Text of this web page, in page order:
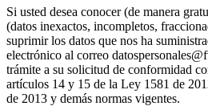
Si usted desea conocer (de manera
(datos inexactos, incompletos,
suprimir los datos que nos ha
electrónico al correo
trámite a su solicitud de conformidad
artículos 14 y 15 de la Ley 1581 de
de 2013 y demás normas vigentes.